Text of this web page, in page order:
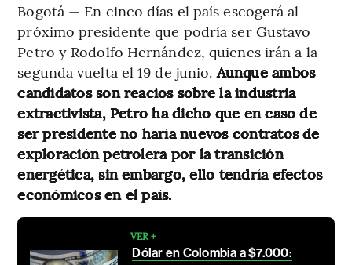
Bogotá — En cinco días el país escogerá al
próximo presidente que podría ser Gustavo
Petro y Rodolfo Hernández, quienes irán a la
segunda vuelta el 19 de junio.Aunque ambos
candidatos son reacios sobre la industria
extractivista, Petro ha dicho que en caso de
ser presidente no haría nuevos contratos de
exploración petrolera por la transición
energética, sin embargo, ello tendría efectos
económicos en el país.
VER +
Dólar en Colombia a $7.000: